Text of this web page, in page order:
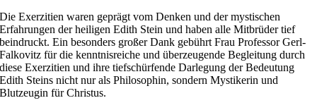
Die Exerzitien waren geprägt vom Denken und der mystischen
Erfahrungen der heiligen Edith Stein und haben alle Mitbrüder tief
beindruckt. Ein besonders großer Dank gebührt Frau Professor Gerl-
Falkovitz für die kenntnisreiche und überzeugende Begleitung durch
diese Exerzitien und ihre tiefschürfende Darlegung der Bedeutung
Edith Steins nicht nur als Philosophin, sondern Mystikerin und
Blutzeugin für Christus.